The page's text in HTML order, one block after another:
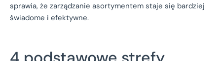
sprawia, że zarządzanie asortymentem staje się bardziej
świadome i efektywne.